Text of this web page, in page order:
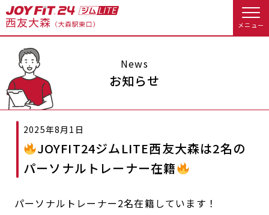
メニュー
店舗トップ
会員の方へトップ
予約する
入会のお手続きをする
News
お知らせ
2025年8月1日
JOYFIT24ジムLITE西友大森は2名の
パーソナルトレーナー在籍
パーソナルトレーナー2名在籍しています！